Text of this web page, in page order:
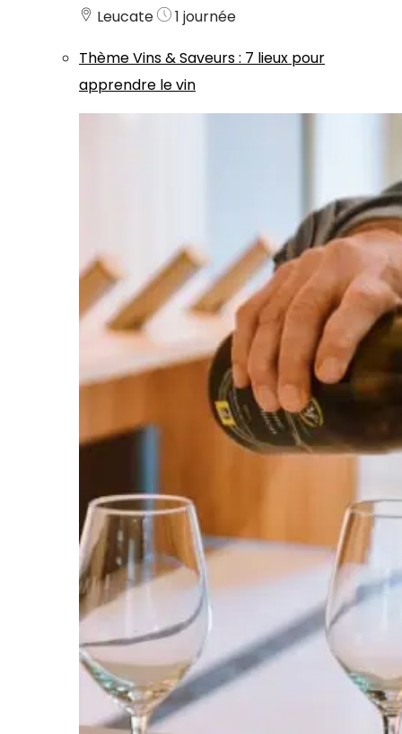
Leucate
1 journée
ThèmeVins & Saveurs: 7 lieux pour
apprendre le vin